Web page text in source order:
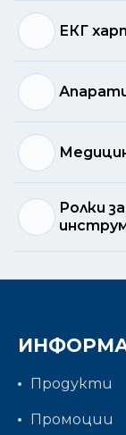
ЕКГ
Ролки
Продукти
Промоции